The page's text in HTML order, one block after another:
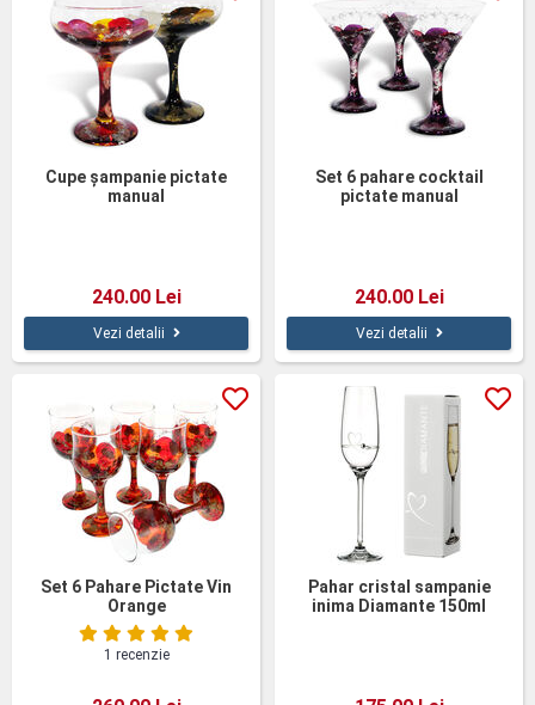
Cupe şampanie pictate
manual
240.00 Lei
Vezi detalii
Set 6 pahare cocktail
pictate manual
240.00 Lei
Vezi detalii
Set 6 Pahare Pictate Vin
Orange
1 recenzie
Pahar cristal sampanie
inima Diamante 150ml